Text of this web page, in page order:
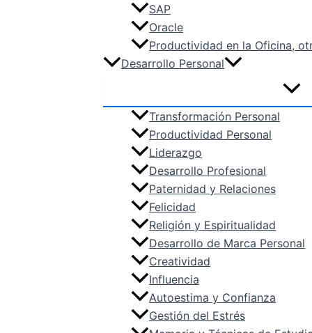
SAP
Oracle
Productividad en la Oficina,
Desarrollo Personal
Transformación Personal
Productividad Personal
Liderazgo
Desarrollo Profesional
Paternidad y Relaciones
Felicidad
Religión y Espiritualidad
Desarrollo de Marca Personal
Creatividad
Influencia
Autoestima y Confianza
Gestión del Estrés